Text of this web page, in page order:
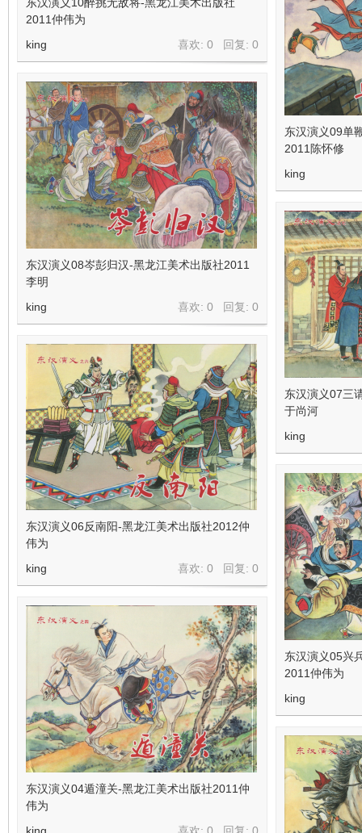
2011仲伟为
喜欢: 0 回复: 0
king
东汉演义09单
2011陈怀修
king
东汉演义08岑彭归汉-黑龙江美术出版社2011
李明
喜欢: 0 回复: 0
king
东汉演义07三
于尚河
king
东汉演义06反南阳-黑龙江美术出版社2012仲
伟为
喜欢: 0 回复: 0
king
东汉演义05兴
2011仲伟为
king
东汉演义04遁潼关-黑龙江美术出版社2011仲
伟为